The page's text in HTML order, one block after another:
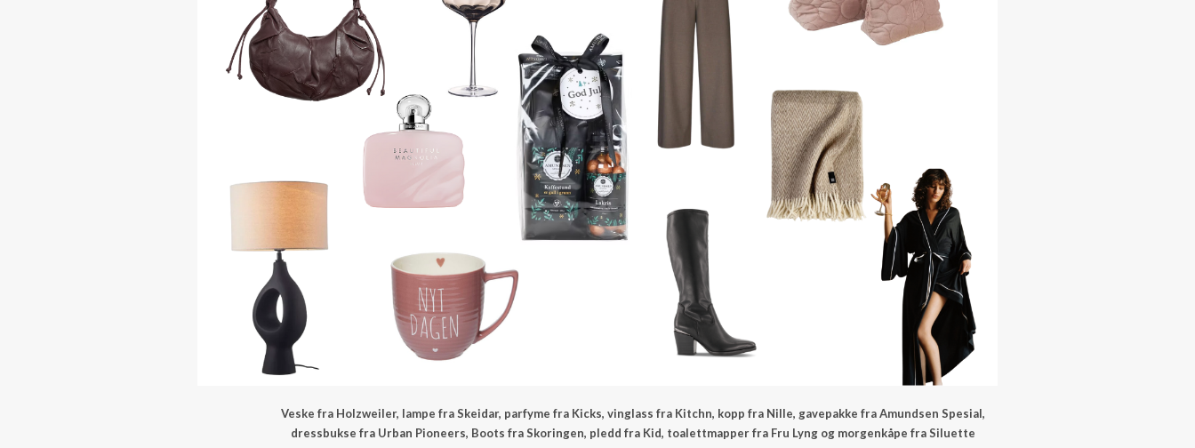
Veske fra Holzweiler, lampe fra Skeidar, parfyme fra Kicks, vinglass fra Kitchn, kopp fra Nille, gavepakke fra Amundsen Spesial,
dressbukse fra Urban Pioneers, Boots fra Skoringen, pledd fra Kid, toalettmapper fra Fru Lyng og morgenkåpe fra Siluette